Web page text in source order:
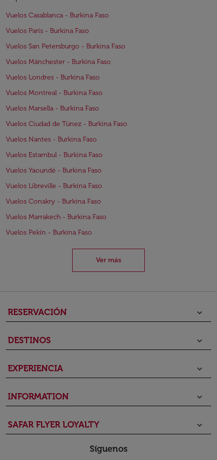
Vuelos Casablanca - Burkina Faso
Vuelos París - Burkina Faso
Vuelos San Petersburgo - Burkina Faso
Vuelos Mánchester - Burkina Faso
Vuelos Londres - Burkina Faso
Vuelos Montreal - Burkina Faso
Vuelos Marsella - Burkina Faso
Vuelos Ciudad de Túnez - Burkina Faso
Vuelos Nantes - Burkina Faso
Vuelos Estambul - Burkina Faso
Vuelos Yaoundé - Burkina Faso
Vuelos Libreville - Burkina Faso
Vuelos Conakry - Burkina Faso
Vuelos Marrakech - Burkina Faso
Vuelos Pekín - Burkina Faso
Ver más
RESERVACIÓN keyboard_arrow_down
DESTINOS keyboard_arrow_down
EXPERIENCIA keyboard_arrow_down
INFORMATION keyboard_arrow_down
SAFAR FLYER LOYALTY keyboard_arrow_down
Síguenos